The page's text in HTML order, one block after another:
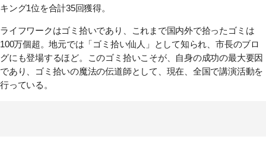
キング1位を合計35回獲得。
ライフワークはゴミ拾いであり、これまで国内外で拾ったゴミは
100万個超。地元では「ゴミ拾い仙人」として知られ、市長のブロ
グにも登場するほど。このゴミ拾いこそが、自身の成功の最大要因
であり、ゴミ拾いの魔法の伝道師として、現在、全国で講演活動を
行っている。